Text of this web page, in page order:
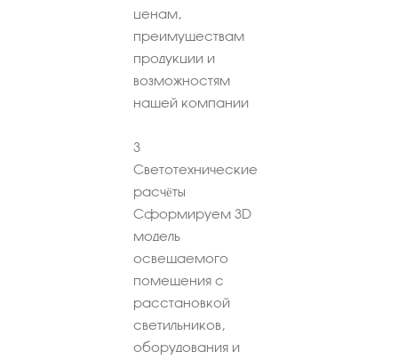
ценам,
преимуществам
продукции и
возможностям
нашей компании
3
Светотехнические
расчёты
Сформируем 3D
модель
освещаемого
помещения с
расстановкой
светильников,
оборудования и